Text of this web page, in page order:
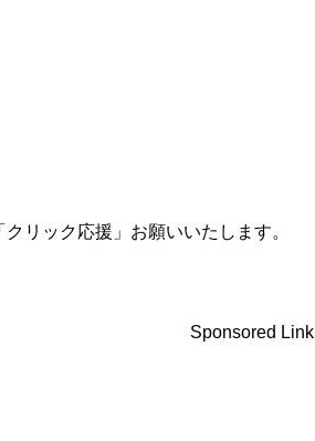
リック応援」お願いいたします。
Sponsored Link